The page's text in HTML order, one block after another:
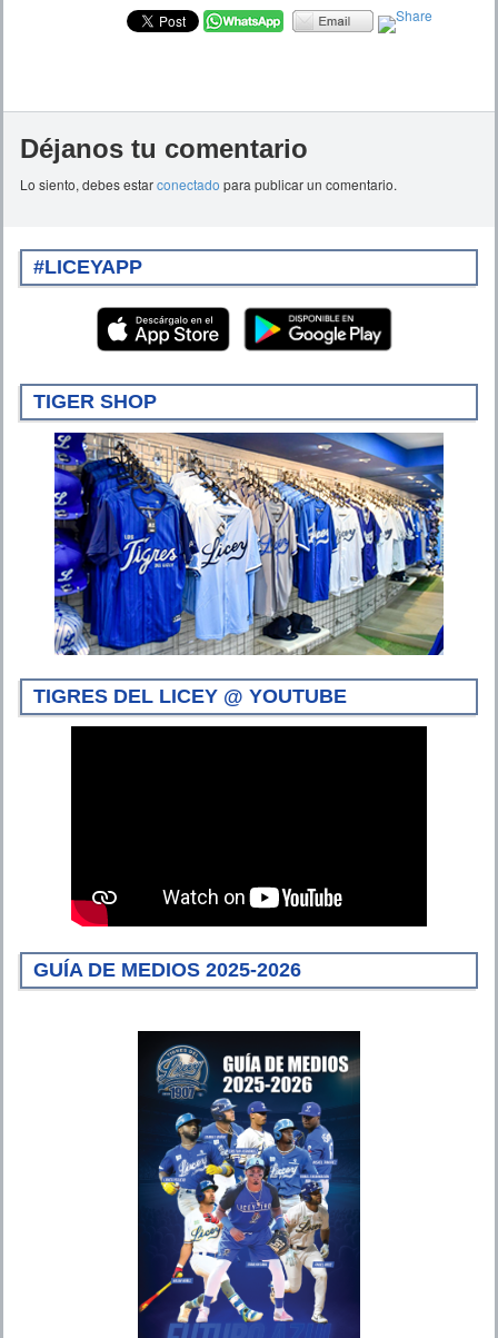
Déjanos tu comentario
Lo siento, debes estarconectado para publicar un comentario.
#LICEYAPP
TIGER SHOP
TIGRES DEL LICEY @ YOUTUBE
GUÍA DE MEDIOS 2025-2026